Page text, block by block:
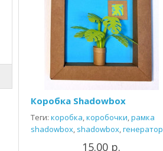
Коробка Shadowbox
Теги: коробка,коробочки,рамка
shadowbox, shadowbox,генератор
15.00 р.